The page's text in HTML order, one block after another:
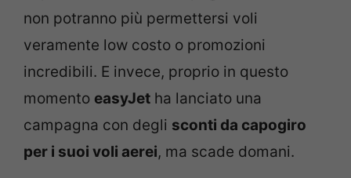
non potranno più permettersi voli
veramente low costo o promozioni
incredibili. E invece, proprio in questo
momento easyJet ha lanciato una
campagna con degli sconti da capogiro
per i suoi voli aerei, ma scade domani.